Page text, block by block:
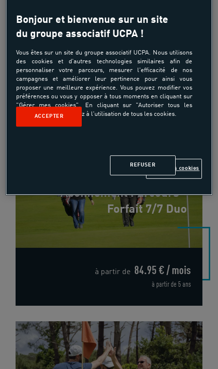
à partir de 150.00 €
de 5 ans à 6 ans
Abonnement Parcours -
Forfait 7/7 Duo
à partir de 84.95 € / mois
à partir de 5 ans
Bonjour et bienvenue sur un site
du groupe associatif UCPA !
Vous êtes sur un site du groupe associatif UCPA. Nous utilisons
des cookies et d'autres technologies similaires afin de
personnaliser votre parcours, mesurer l'efficacité de nos
campagnes et améliorer leur pertinence pour ainsi vous
proposer une meilleure expérience. Vous pouvez modifier vos
préférences ou vous y opposer à tous moments en cliquant sur
"Gérer mes cookies". En cliquant sur "Autoriser tous les
cookies", vous consentez à l'utilisation de tous les cookies.
REFUSER
ACCEPTER
Gérer mes cookies